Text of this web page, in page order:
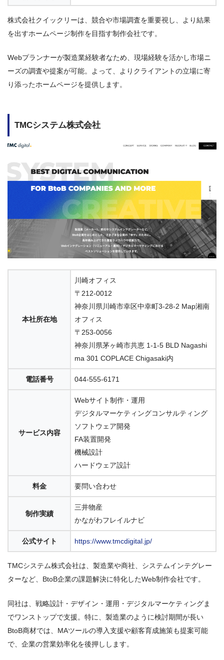
株式会社クイックリーは、競合や市場調査を重要視し、より結果
を出すホームページ制作を目指す制作会社です。
Webプランナーが製造業経験者なため、現場経験を活かし市場ニ
ーズの調査や提案が可能。よって、よりクライアントの立場に寄
り添ったホームページを提供します。
TMCシステム株式会社
本社所在地
川崎オフィス
〒212-0012
神奈川県川崎市幸区中幸町3-28-2 Map湘南
オフィス
〒253-0056
神奈川県茅ヶ崎市共恵 1-1-5 BLD Nagashi
ma 301 COPLACE Chigasaki内
電話番号 044-555-6171
サービス内容
Webサイト制作・運用
デジタルマーケティングコンサルティング
ソフトウェア開発
FA装置開発
機械設計
ハードウェア設計
料金 要問い合わせ
制作実績
三井物産
かながわフレイルナビ
公式サイト https://www.tmcdigital.jp/
TMCシステム株式会社は、製造業や商社、システムインテグレー
ターなど、BtoB企業の課題解決に特化したWeb制作会社です。
同社は、戦略設計・デザイン・運用・デジタルマーケティングま
でワンストップで支援。特に、製造業のように検討期間が長い
BtoB商材では、MAツールの導入支援や顧客育成施策も提案可能
で、企業の営業効率化を後押しします。